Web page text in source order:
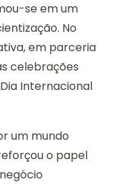
se em um
No
em parceria
celebrações
Internacional
um mundo
o papel